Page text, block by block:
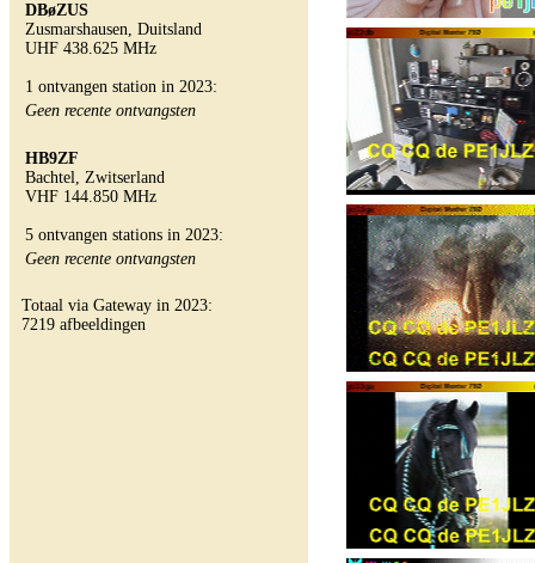
DBøZUS
Zusmarshausen, Duitsland
UHF 438.625 MHz
1 ontvangen station in 2023:
Geen recente ontvangsten
HB9ZF
Bachtel, Zwitserland
VHF 144.850 MHz
5 ontvangen stations in 2023:
Geen recente ontvangsten
Totaal via Gateway in 2023:
7219 afbeeldingen